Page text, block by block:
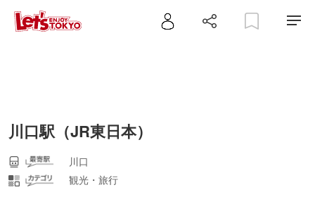
川口駅（JR東日本）
川口
観光・旅行